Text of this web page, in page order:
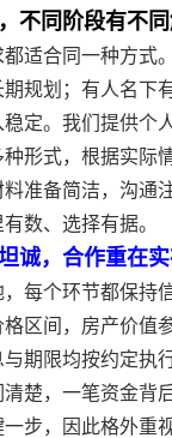
不同阶段有不同
适合同一种方式
规划；有人名下
定。我们提供个
形式，根据实际
准备简洁，沟通
数、选择有据。
诚，合作重在实
，每个环节都保持
区间，房产价值
期限均按约定执
楚，一笔资金背
步，因此格外重